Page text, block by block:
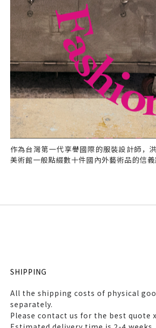
作為台灣第一代享譽國際的服裝設計師，
美術館一般點綴數十件國內外藝術品的信
SHIPPING
All the shipping costs of physical
separately.
Please contact us for the best quote